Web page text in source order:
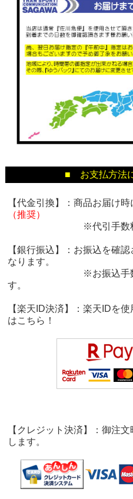
■ お支払方法
【代金引換】：商品お届け
（推奨）
※代引手数料が別
【銀行振込】：お振込を確
なります。
※お振込手数料は
す。
【楽天ID決済】：楽天IDを
はこちら！
【クレジット決済】：御注
します。